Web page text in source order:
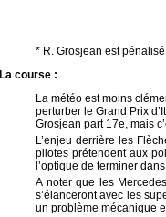
* R. Grosjean est
La course :
La météo est moins
perturber le Grand Prix
Grosjean part 17e, mais
L’enjeu derrière les
pilotes prétendent aux
l’optique de terminer
A noter que les
s’élanceront avec les
un problème mécanique